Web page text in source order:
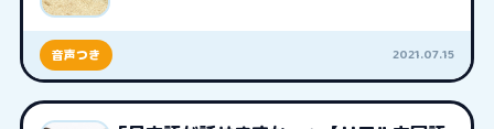
音声つき 2021.07.15